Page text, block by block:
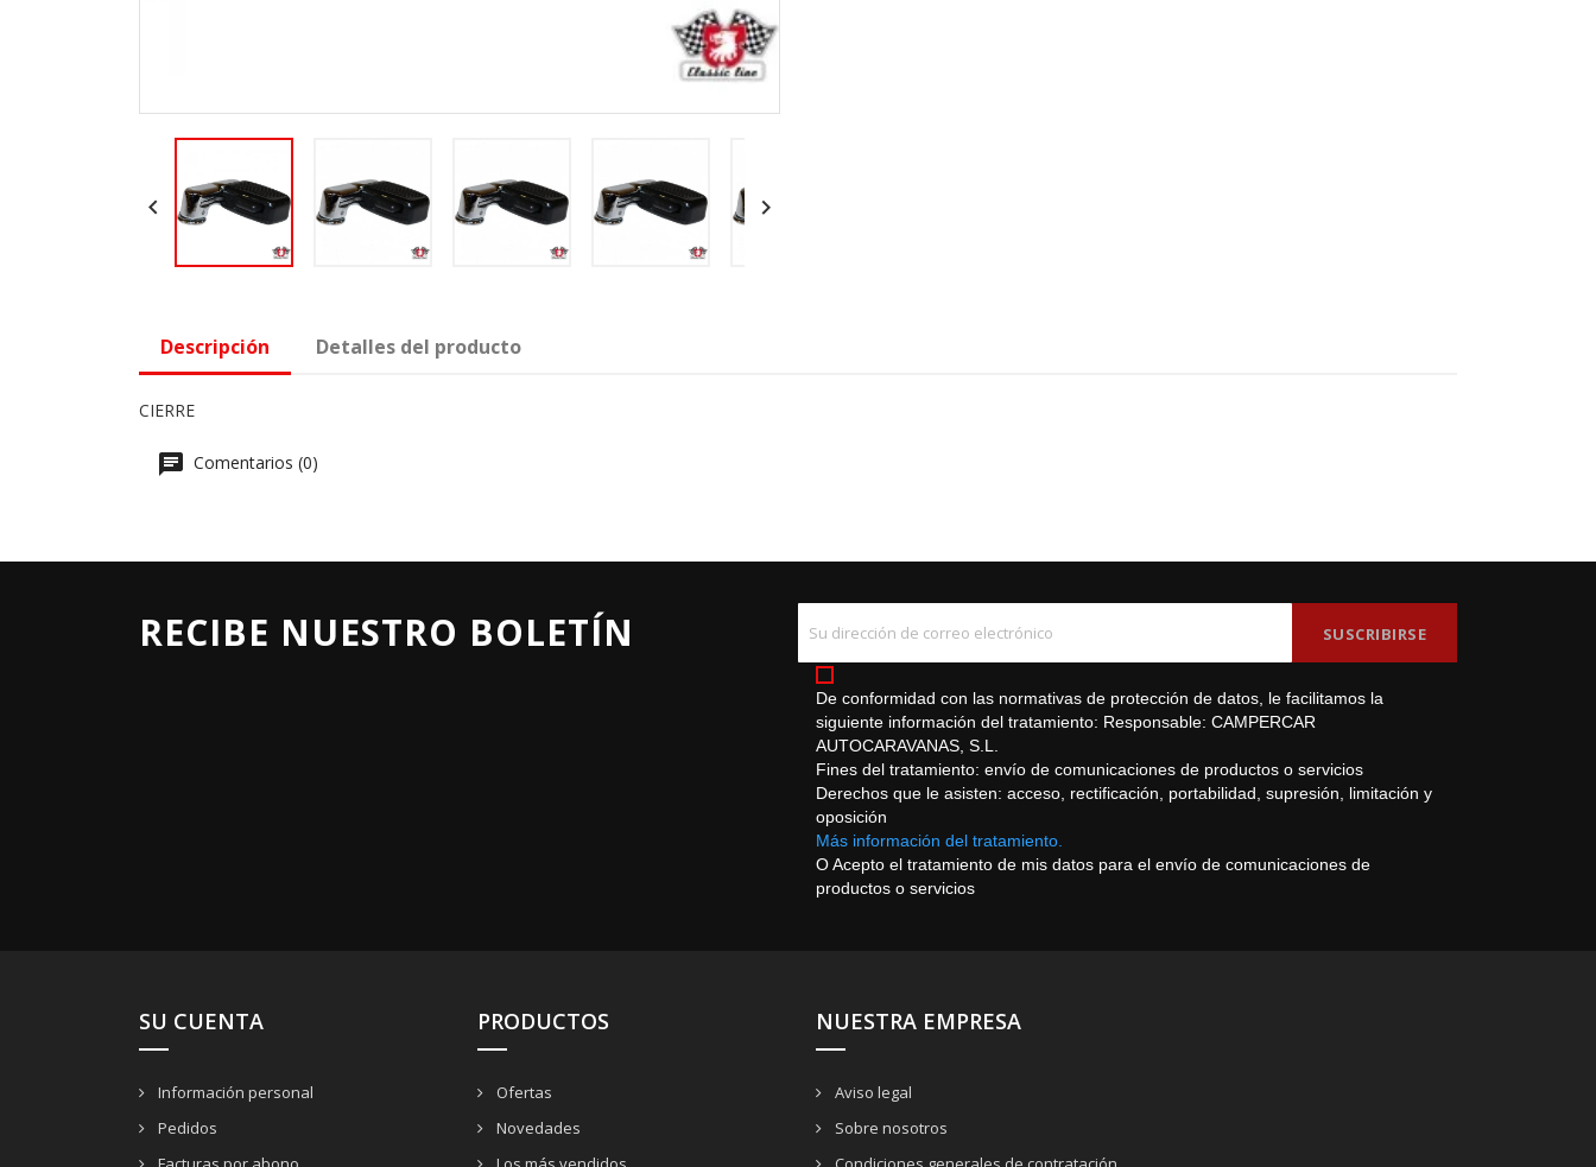
 
Descripción Detalles del producto
CIERRE
Comentarios (0)
RECIBE NUESTRO BOLETÍN
De conformidad con las normativas de protección de datos, le facilitamos la
siguiente información del tratamiento: Responsable: CAMPERCAR
AUTOCARAVANAS, S.L.
Fines del tratamiento: envío de comunicaciones de productos o servicios
Derechos que le asisten: acceso, rectificación, portabilidad, supresión, limitación y
oposición
Más información del tratamiento.
O Acepto el tratamiento de mis datos para el envío de comunicaciones de
productos o servicios
SU CUENTA
Información personal
Pedidos
PRODUCTOS
Ofertas
Novedades
NUESTRA EMPRESA
Aviso legal
Sobre nosotros